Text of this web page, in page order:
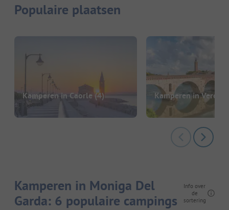
Populaire plaatsen
Kamperen in Caorle(4) Kamperen in Verona
Kamperen in Moniga Del
Garda: 6 populaire campings
Info over
de
sortering